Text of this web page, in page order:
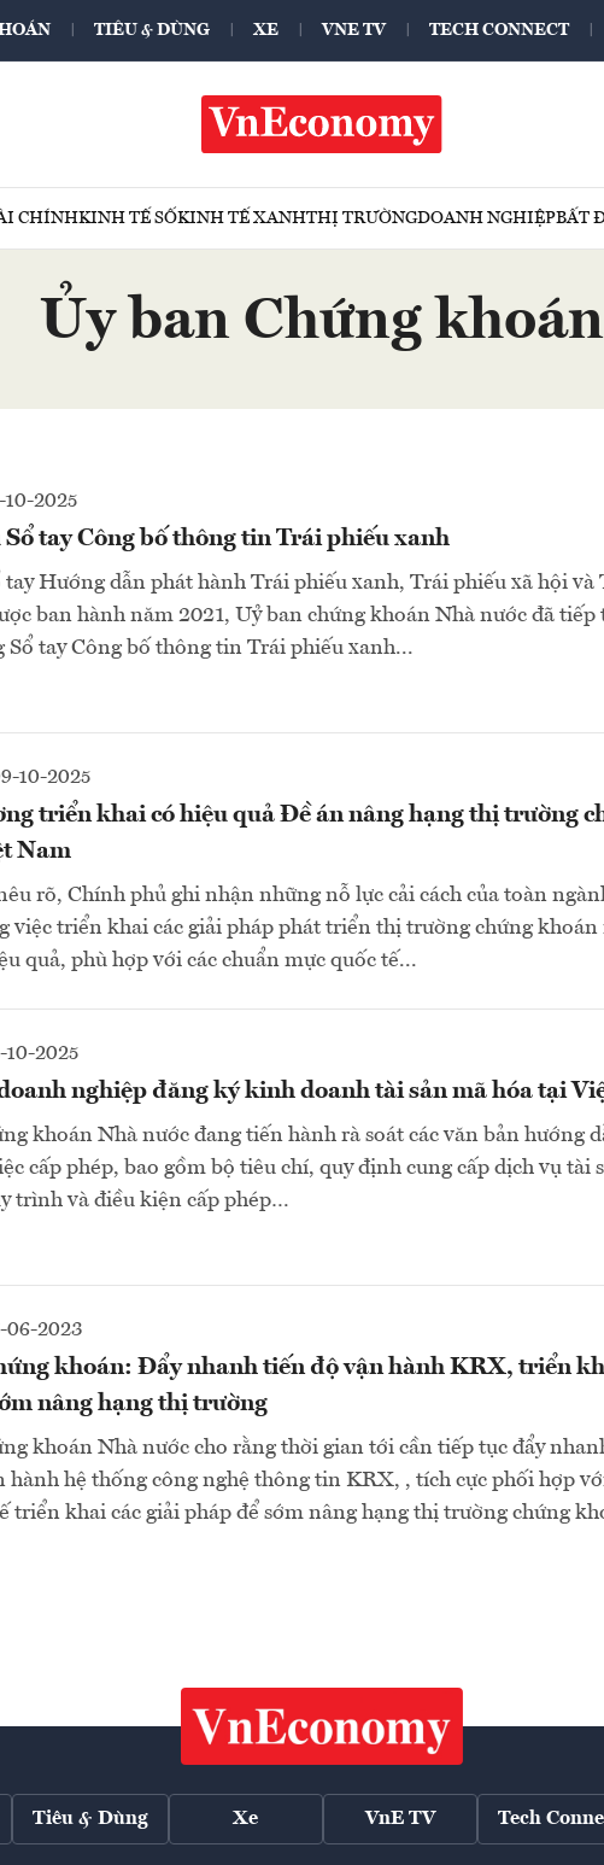
TIÊU & DÙNG XE VNE TV TECH CONNECT
CHÍNHKINH TẾ SỐKINH TẾ XANHTHỊ TRƯỜNGDOANH NGHIỆPBẤT
Ủy ban Chứng khoán
2025
tay Công bố thông tin Trái phiếu xanh
tay Hướng dẫn phát hành Trái phiếu xanh, Trái phiếu xã hội và
ban hành năm 2021, Uỷ ban chứng khoán Nhà nước đã tiếp
Sổ tay Công bố thông tin Trái phiếu xanh...
10-2025
triển khai có hiệu quả Đề án nâng hạng thị trường
Nam
rõ, Chính phủ ghi nhận những nỗ lực cải cách của toàn
việc triển khai các giải pháp phát triển thị trường chứng khoán
quả, phù hợp với các chuẩn mực quốc tế...
10-2025
nghiệp đăng ký kinh doanh tài sản mã hóa tại
khoán Nhà nước đang tiến hành rà soát các văn bản hướng
cấp phép, bao gồm bộ tiêu chí, quy định cung cấp dịch vụ tài
trình và điều kiện cấp phép…
06-2023
khoán: Đẩy nhanh tiến độ vận hành KRX, triển
nâng hạng thị trường
khoán Nhà nước cho rằng thời gian tới cần tiếp tục đẩy
hành hệ thống công nghệ thông tin KRX, , tích cực phối hợp
triển khai các giải pháp để sớm nâng hạng thị trường chứng
Tiêu & Dùng Xe VnE TV Tech